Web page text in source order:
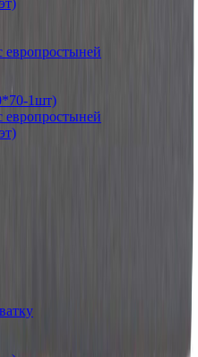
европростыней
1шт)
европростыней